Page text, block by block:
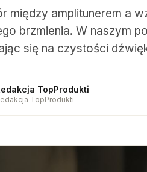
między amplitunerem a
brzmienia. W naszym
się na czystości
TopProdukti
TopProdukti